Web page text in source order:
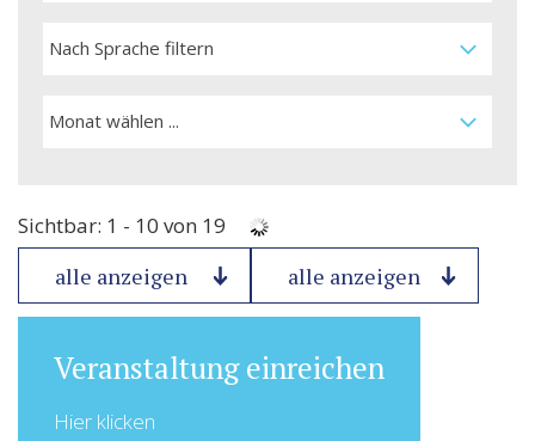
Nach Sprache filtern
Monat wählen ...
Sichtbar: 1 - 10 von 19
alle anzeigen alle anzeigen
Veranstaltung einreichen
Hier klicken